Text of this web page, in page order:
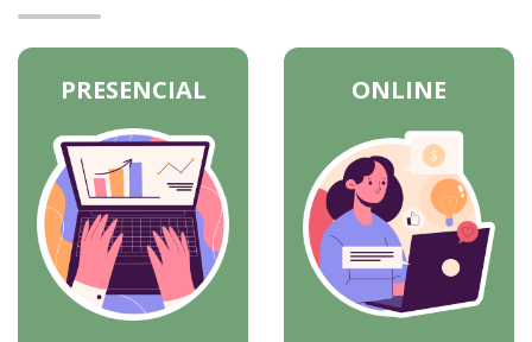
PRESENCIAL ONLINE